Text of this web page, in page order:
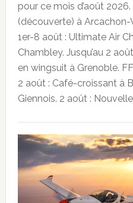
pour ce mois d’août
(découverte) à Arcachon-
1er-8 août : Ultimate Air
Chambley. Jusqu’au 2
en wingsuit à Grenoble.
2 août : Café-croissant à
Giennois. 2 août :